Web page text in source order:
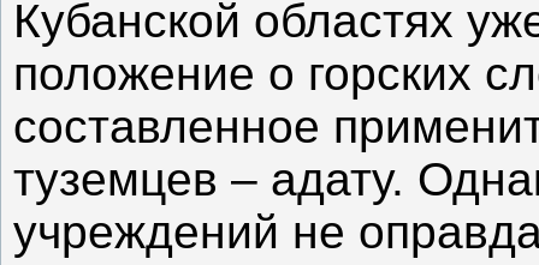
Кубанской областях
положение о горских
составленное
туземцев – адату.
учреждений не